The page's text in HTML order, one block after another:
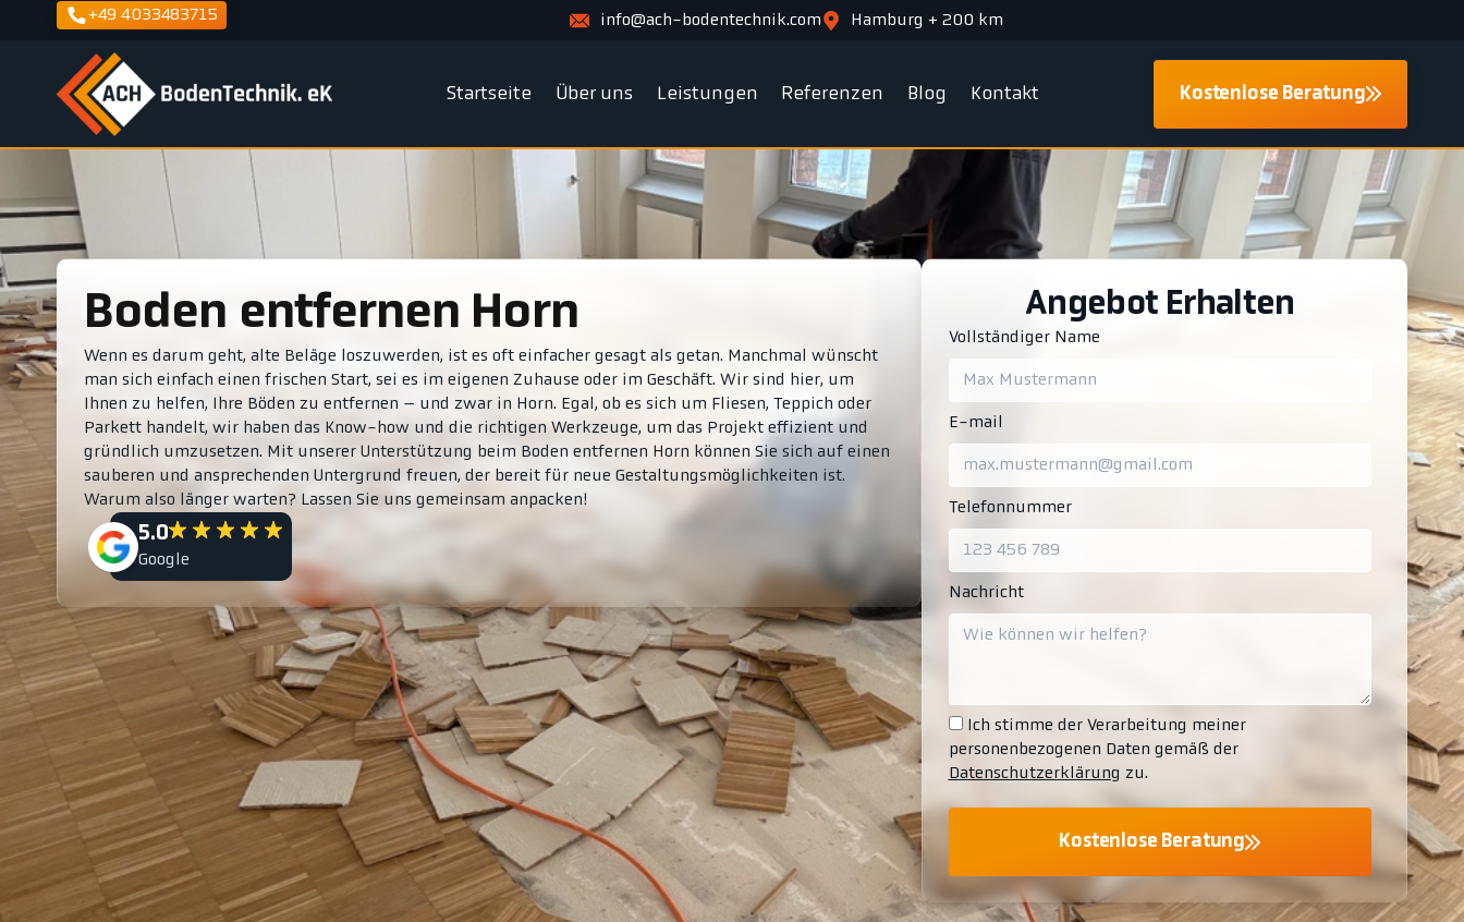
+49 4033483715 info@ach-bodentechnik.com Hamburg + 200 km
Startseite Über uns Leistungen Referenzen Blog Kontakt Kostenlose Beratung
Boden entfernen Horn
Wenn es darum geht, alte Beläge loszuwerden, ist es oft einfacher gesagt als getan. Manchmal wünscht
man sich einfach einen frischen Start, sei es im eigenen Zuhause oder im Geschäft. Wir sind hier, um
Ihnen zu helfen, Ihre Böden zu entfernen – und zwar in Horn. Egal, ob es sich um Fliesen, Teppich oder
Parkett handelt, wir haben das Know-how und die richtigen Werkzeuge, um das Projekt effizient und
gründlich umzusetzen. Mit unserer Unterstützung beim Boden entfernen Horn können Sie sich auf einen
sauberen und ansprechenden Untergrund freuen, der bereit für neue Gestaltungsmöglichkeiten ist.
Warum also länger warten? Lassen Sie uns gemeinsam anpacken!
5.0
Google
Angebot Erhalten
Vollständiger Name
E-mail
Telefonnummer
Nachricht
Ich stimme der Verarbeitung meiner
personenbezogenen Daten gemäß der
Datenschutzerklärung zu.
Kostenlose Beratung